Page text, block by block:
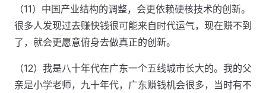
（11）中国产业结构的调整，会更依赖硬核技术的创新。
很多人发现过去赚快钱很可能来自时代运气，现在赚不到
了，就会更愿意俯身去做真正的创新。
（12）我是八十年代在广东一个五线城市长大的。我的父
亲是小学老师，九十年代，广东赚钱机会很多，当时有不